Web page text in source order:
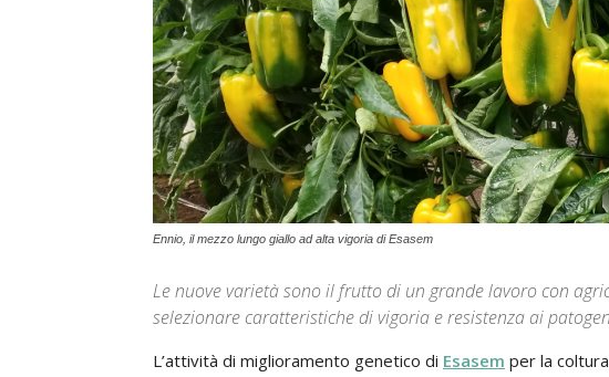
Ennio, il mezzo lungo giallo ad alta vigoria di Esasem
Le nuove varietà sono il frutto di un grande lavoro con
selezionare caratteristiche di vigoria e resistenza ai
L’attività di miglioramento genetico di Esasem per la